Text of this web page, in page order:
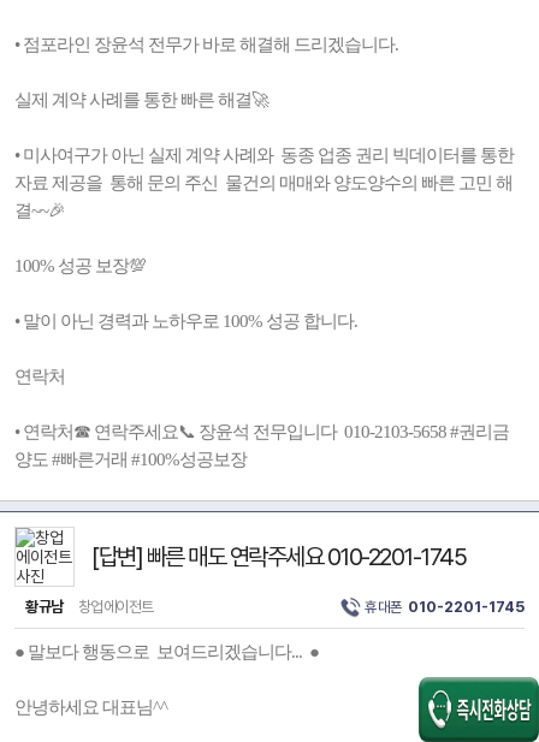
• 점포라인 장윤석 전무가 바로 해결해 드리겠습니다.
실제 계약 사례를 통한 빠른 해결🚀
• 미사여구가 아닌 실제 계약 사례와 동종 업종 권리 빅데이터를 통한
자료 제공을 통해 문의 주신 물건의 매매와 양도양수의 빠른 고민 해
결~~🎉
100% 성공 보장💯
• 말이 아닌 경력과 노하우로 100% 성공 합니다.
연락처
• 연락처☎ 연락주세요📞 장윤석 전무입니다 010-2103-5658 #권리금
양도 #빠른거래 #100%성공보장
[답변] 빠른 매도 연락주세요 010-2201-1745
황규남 창업에이전트 휴대폰 010-2201-1745
● 말보다 행동으로 보여드리겠습니다... ●
안녕하세요 대표님^^